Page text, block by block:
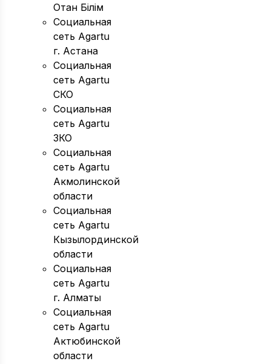
Отан Бiлiм
Социальная
сеть Agartu
г. Астана
Социальная
сеть Agartu
СКО
Социальная
сеть Agartu
ЗКО
Социальная
сеть Agartu
Акмолинской
области
Социальная
сеть Agartu
Кызылординской
области
Социальная
сеть Agartu
г. Алматы
Социальная
сеть Agartu
Актюбинской
области